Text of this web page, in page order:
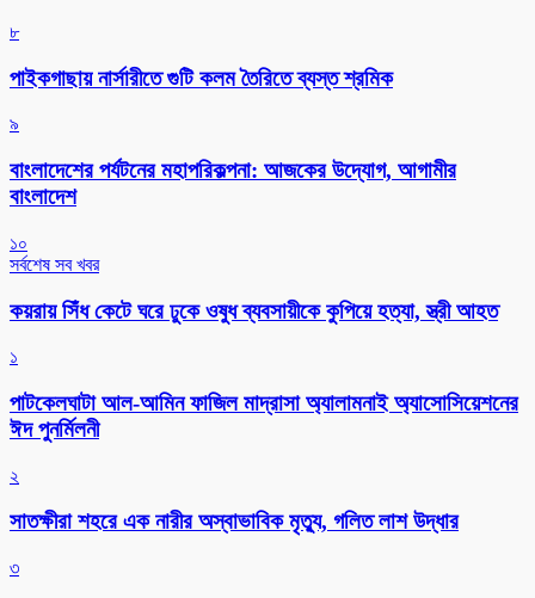
৮
পাইকগাছায় নার্সারীতে গুটি কলম তৈরিতে ব্যস্ত শ্রমিক
৯
বাংলাদেশের পর্যটনের মহাপরিকল্পনা: আজকের উদ্যোগ, আগামীর
বাংলাদেশ
১০
সর্বশেষ সব খবর
কয়রায় সিঁধ কেটে ঘরে ঢুকে ওষুধ ব্যবসায়ীকে কুপিয়ে হত্যা, স্ত্রী আহত
১
পাটকেলঘাটা আল-আমিন ফাজিল মাদ্রাসা অ্যালামনাই অ্যাসোসিয়েশনের
ঈদ পুনর্মিলনী
২
সাতক্ষীরা শহরে এক নারীর অস্বাভাবিক মৃত্যু, গলিত লাশ উদ্ধার
৩